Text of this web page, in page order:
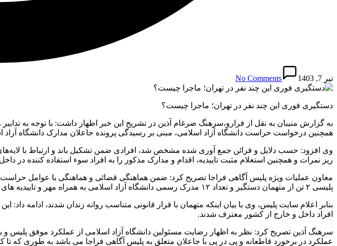
تیر 7, 1403 No Comments
دستگیری فوری این چند نفر در تهران؛ ماجرا چیست؟
به گزارش منیبان به نقل از فرارو،سرهنگ ضرغام آذین در تشریح این خبر اظهار داشت: با توجه به
همچنین درخواست حراست دانشگاه آزاد اسلامی، مبنی بر رسیدگی پرونده جاعلان مدارک دانشگاه
وی افزود: حسب دلایل و قرائن جمع آوری شده مشخص شد، افرادی ضمن تشکیل باند و ارتباط با
ریز نمرات و همچنین استعلام مثبت تاییدیه، اقدام و مدارک مذکور را به افراد سوء استفاده کننده
معاون عملیات ویژه پلیس آگاهی فراجا تصریح کرد: ضمن هماهنگی قضائی و هماهنگی با عوامل
پلیسی ۲ تن از متهمان دستگیر و تعداد ۱۲ مدرک رسمی دانشگاه آزاد اسلامی به همراه مهر و تاییدیه های مربوطه و مبلغ ۸ هزار دلار کشف و ضبط شد.
افراد داخل و خارج از کشور معترف شدند.
سرهنگ آذین تصریح کرد: نظر به اظهار رضایت مسئولین دانشگاه آزاد اسلامی از عملکرد موفق پلیس
عملکرد در برخورد قاطعانه و پی در پی با جاعلان متعلق به پلیس آگاهی فراجا می باشد به طوری که